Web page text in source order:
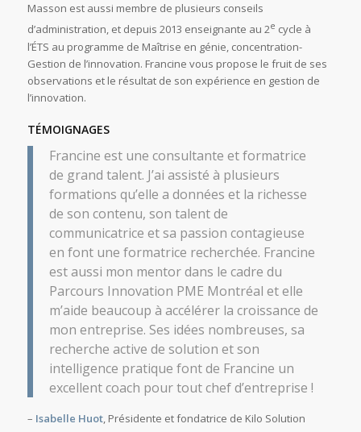
Masson est aussi membre de plusieurs conseils
d’administration, et depuis 2013 enseignante au 2e cycle à
l’ÉTS au programme de Maîtrise en génie, concentration-
Gestion de l’innovation. Francine vous propose le fruit de ses
observations et le résultat de son expérience en gestion de
l’innovation.
TÉMOIGNAGES
Francine est une consultante et formatrice
de grand talent. J’ai assisté à plusieurs
formations qu’elle a données et la richesse
de son contenu, son talent de
communicatrice et sa passion contagieuse
en font une formatrice recherchée. Francine
est aussi mon mentor dans le cadre du
Parcours Innovation PME Montréal et elle
m’aide beaucoup à accélérer la croissance de
mon entreprise. Ses idées nombreuses, sa
recherche active de solution et son
intelligence pratique font de Francine un
excellent coach pour tout chef d’entreprise !
– Isabelle Huot, Présidente et fondatrice de Kilo Solution